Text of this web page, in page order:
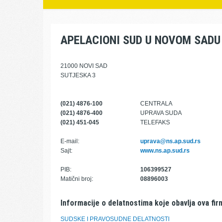
APELACIONI SUD U NOVOM SADU
21000 NOVI SAD
SUTJESKA 3
(021) 4876-100
CENTRALA
(021) 4876-400
UPRAVA SUDA
(021) 451-045
TELEFAKS
E-mail:
uprava@ns.ap.sud.rs
Sajt:
www.ns.ap.sud.rs
PIB:
106399527
Matični broj:
08896003
Informacije o delatnostima koje obavlja ova
SUDSKE I PRAVOSUDNE DELATNOSTI